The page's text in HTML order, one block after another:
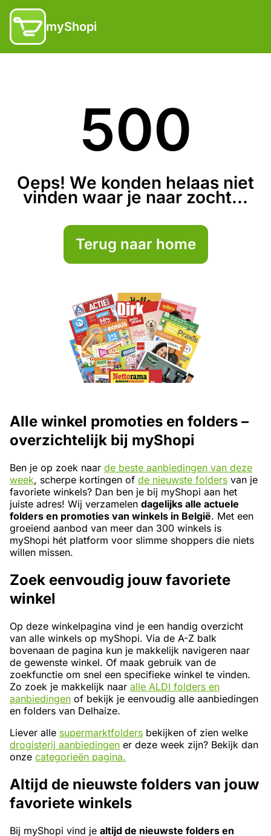
myShopi
500
Oeps! We konden helaas niet
vinden waar je naar zocht...
Terug naar home
Alle winkel promoties en folders –
overzichtelijk bij myShopi
Ben je op zoek naar de beste aanbiedingen van deze
week, scherpe kortingen of de nieuwste folders van je
favoriete winkels? Dan ben je bij myShopi aan het
juiste adres! Wij verzamelen dagelijks alle actuele
folders en promoties van winkels in België. Met een
groeiend aanbod van meer dan 300 winkels is
myShopi hét platform voor slimme shoppers die niets
willen missen.
Zoek eenvoudig jouw favoriete
winkel
Op deze winkelpagina vind je een handig overzicht
van alle winkels op myShopi. Via de A-Z balk
bovenaan de pagina kun je makkelijk navigeren naar
de gewenste winkel. Of maak gebruik van de
zoekfunctie om snel een specifieke winkel te vinden.
Zo zoek je makkelijk naar alle ALDI folders en
aanbiedingen of bekijk je eenvoudig alle aanbiedingen
en folders van Delhaize.
Liever alle supermarktfolders bekijken of zien welke
drogisterij aanbiedingen er deze week zijn? Bekijk dan
onze categorieën pagina.
Altijd de nieuwste folders van jouw
favoriete winkels
Bij myShopi vind je altijd de nieuwste folders en